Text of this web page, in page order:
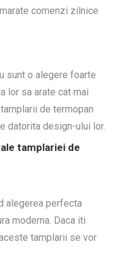
comenzi zilnice
sunt o alegere foarte
lor sa arate cat mai
de termopan
datorita design-ului lor.
tamplariei de
alegerea perfecta
moderna. Daca iti
tamplarii se vor